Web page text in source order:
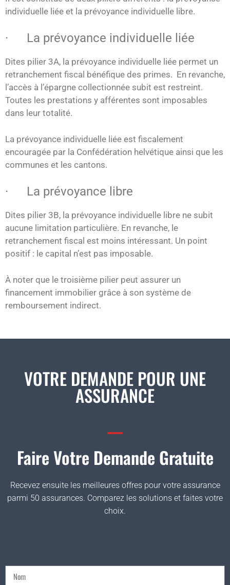
individuelle liée et la prévoyance individuelle libre.
· La prévoyance individuelle liée
Dites pilier 3A, la prévoyance individuelle liée permet un
retranchement fiscal bénéfique des primes. En revanche,
l’accès à l’épargne collectionnée subit est restreint.
Toutes les prestations y afférentes sont imposables
dans leur totalité.
La prévoyance individuelle liée est fiscalement
encouragée par la Confédération helvétique ainsi que les
communes et les cantons.
· La prévoyance libre
Dites pilier 3B, la prévoyance individuelle libre ne subit
aucune limitation particulière. En revanche, le
retranchement fiscal est moins intéressant. Un point
positif : le capital n’est pas imposable.
À noter que le troisième pilier peut assurer un
financement immobilier grâce à son système de
remboursement indirect.
VOTRE DEMANDE POUR UNE
ASSURANCE
Faire Votre Demande Gratuite
Recevez ensuite les meilleures offres pour votre assurance
parmi 50 assurances. Comparez les solutions et faites votre
choix.